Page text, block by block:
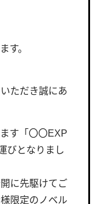
す。
ただき誠にあ
す「〇〇EXP
びとなりまし
に先駆けてご
限定のノベル